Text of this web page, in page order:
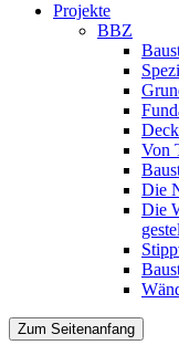
Projekte
BBZ
Von
Die
Die
Zum Seitenanfang